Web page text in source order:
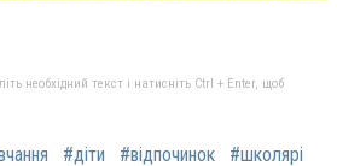
необхідний текст і натисніть Ctrl + Enter, щоб
#діти #відпочинок
#школярі